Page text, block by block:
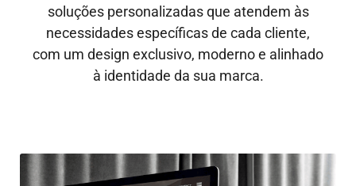
soluções personalizadas que atendem às
necessidades específicas de cada cliente,
com um design exclusivo, moderno e alinhado
à identidade da sua marca.